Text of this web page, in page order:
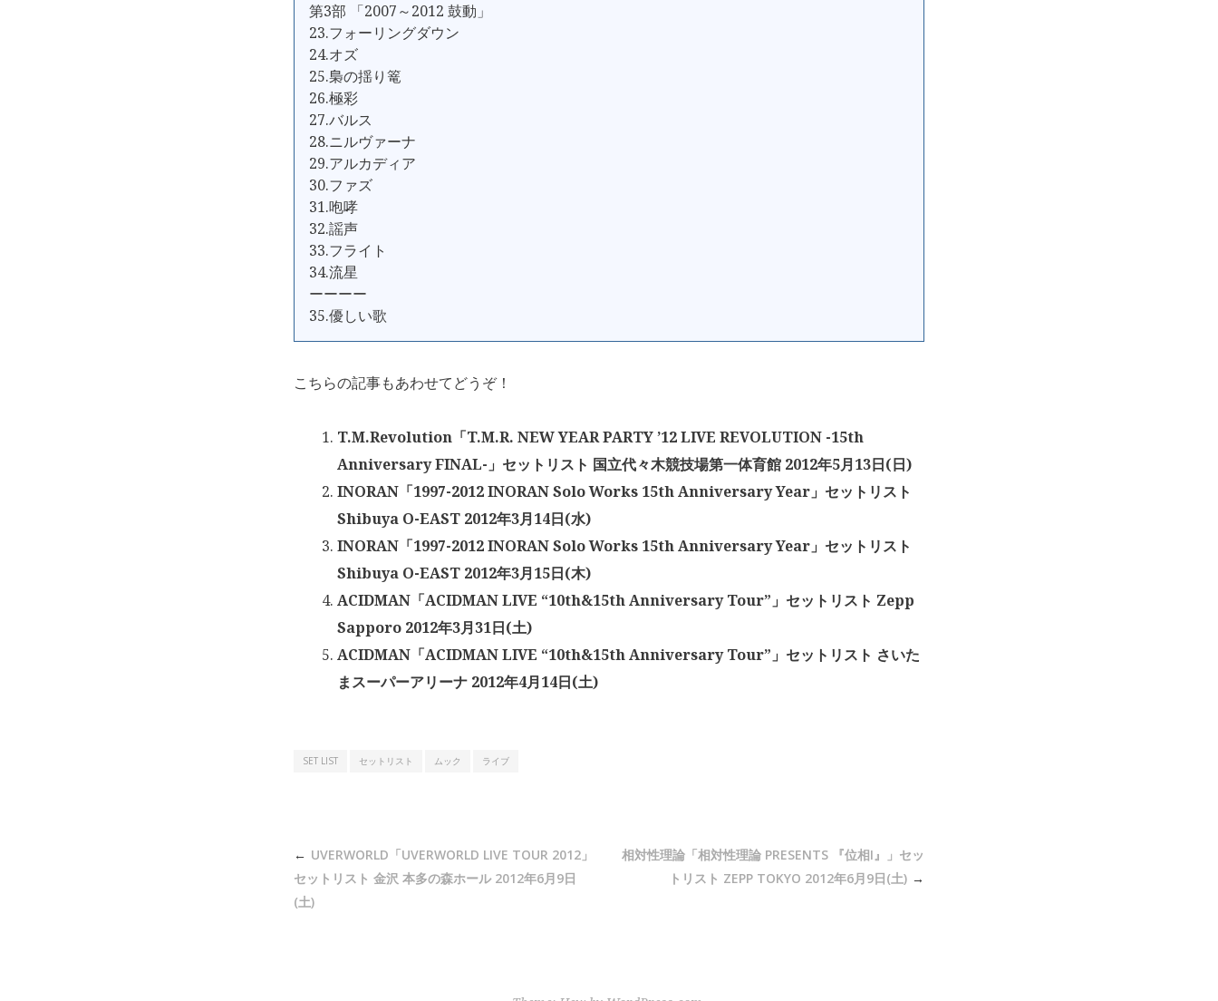
第3部 「2007～2012 鼓動」
23.フォーリングダウン
24.オズ
25.梟の揺り篭
26.極彩
27.バルス
28.ニルヴァーナ
29.アルカディア
30.ファズ
31.咆哮
32.謡声
33.フライト
34.流星
ーーーー
35.優しい歌
こちらの記事もあわせてどうぞ！
T.M.Revolution「T.M.R. NEW YEAR PARTY ’12 LIVE REVOLUTION -15th
Anniversary FINAL-」セットリスト 国立代々木競技場第一体育館 2012年5月13日(日)
INORAN「1997-2012 INORAN Solo Works 15th Anniversary Year」セットリスト
Shibuya O-EAST 2012年3月14日(水)
INORAN「1997-2012 INORAN Solo Works 15th Anniversary Year」セットリスト
Shibuya O-EAST 2012年3月15日(木)
ACIDMAN「ACIDMAN LIVE “10th&15th Anniversary Tour”」セットリスト Zepp
Sapporo 2012年3月31日(土)
ACIDMAN「ACIDMAN LIVE “10th&15th Anniversary Tour”」セットリスト さいた
まスーパーアリーナ 2012年4月14日(土)
SET LIST セットリスト ムック ライブ
UVERWORLD「UVERWORLD LIVE TOUR 2012」
セットリスト 金沢 本多の森ホール 2012年6月9日
(土)
相対性理論「相対性理論 PRESENTS 『位相I』」セッ
トリスト ZEPP TOKYO 2012年6月9日(土)